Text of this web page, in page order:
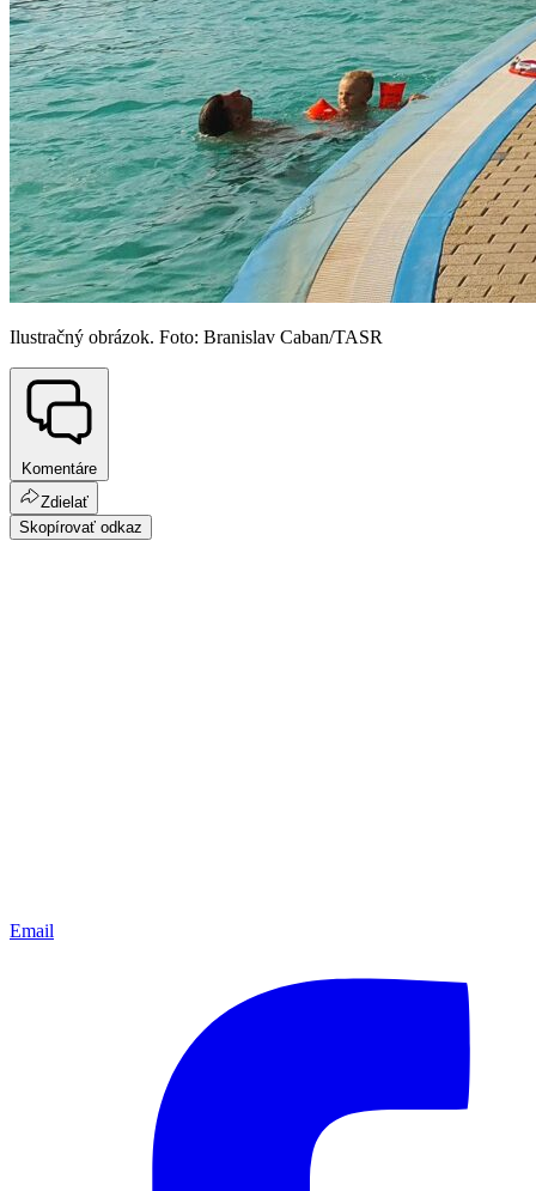
Ilustračný obrázok. Foto: Branislav Caban/TASR
Komentáre
Zdielať
Skopírovať odkaz
Email